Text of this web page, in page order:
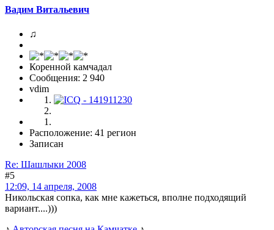
Вадим Витальевич
♫
Коренной камчадал
Сообщения: 2 940
vdim
Расположение: 41 регион
Записан
Re: Шашлыки 2008
#5
12:09, 14 апреля, 2008
Никольская сопка, как мне кажеться, вполне подходящий
вариант....)))